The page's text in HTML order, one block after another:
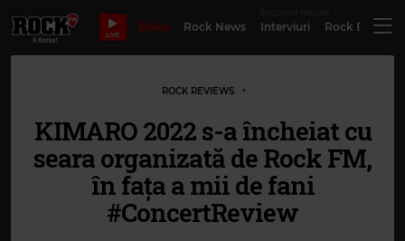
LIVE
Bilete Rock News Interviuri Rock
ROCK REVIEWS
KIMARO 2022 s-a încheiat cu
seara organizată de Rock FM,
în fața a mii de fani
#ConcertReview